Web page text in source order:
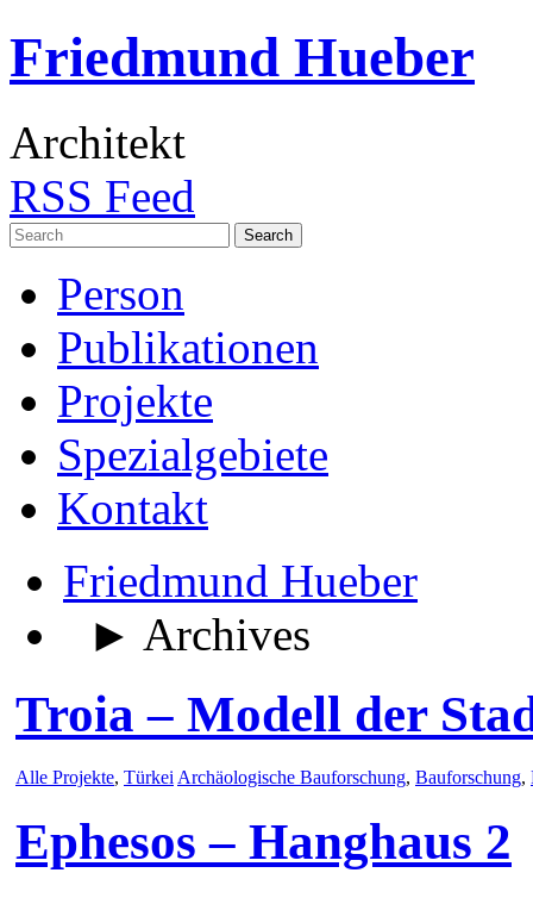
Friedmund Hueber
Architekt
RSS Feed
Search
for:
Person
Publikationen
Projekte
Spezialgebiete
Kontakt
Friedmund Hueber
► Archives
Troia – Modell der
Alle Projekte, Türkei Archäologische Bauforschung, Bauforschung,
Ephesos – Hanghaus 2